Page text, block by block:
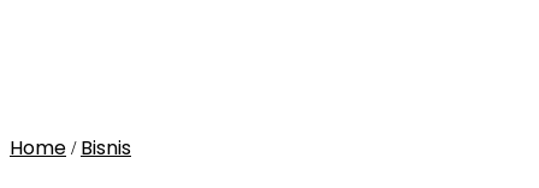
Home / Bisnis